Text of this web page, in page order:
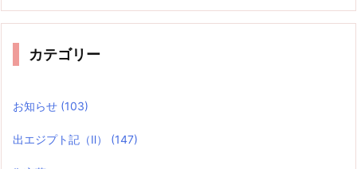
カテゴリー
お知らせ (103)
出エジプト記（Ⅱ） (147)